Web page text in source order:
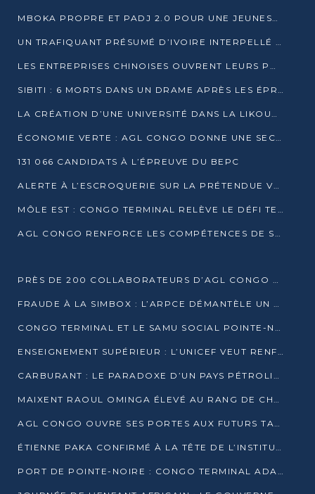
MBOKA PROPRE ET PADJ 2.0 POUR UNE JEUNESSE PLUS AUTONOME
UN TRAFIQUANT PRÉSUMÉ D’IVOIRE INTERPELLÉ À DOLISIE
LES ENTREPRISES CHINOISES OUVRENT LEURS PORTES AUX JEUNES DIPLÔMÉS
SIBITI : 6 MORTS DANS UN DRAME APRÈS LES ÉPREUVES DU BEPC
LA CRÉATION D’UNE UNIVERSITÉ DANS LA LIKOUALA AU CŒUR D’UNE RÉFLEXION NATIONALE
ÉCONOMIE VERTE : AGL CONGO DONNE UNE SECONDE VIE À SES DÉCHETS INDUSTRIELS
131 066 CANDIDATS À L’ÉPREUVE DU BEPC
ALERTE À L’ESCROQUERIE SUR LA PRÉTENDUE VENTE DE PARCELLES AFAT
MÔLE EST : CONGO TERMINAL RELÈVE LE DÉFI TECHNIQUE DES SABLES BITUMINEUX
AGL CONGO RENFORCE LES COMPÉTENCES DE SES ÉQUIPES AVEC LA CERTIFICATION CACES® R483
PRÈS DE 200 COLLABORATEURS D’AGL CONGO EN FORMATION JUSQU’EN JUILLET
FRAUDE À LA SIMBOX : L’ARPCE DÉMANTÈLE UN RÉSEAU UTILISANT DES CARTES SIM OUGANDAISES
CONGO TERMINAL ET LE SAMU SOCIAL POINTE-NOIRE RENOUVELLENT LEUR PARTENARIAT EN FAVEUR DES JEUNES VULNÉRABLES
ENSEIGNEMENT SUPÉRIEUR : L’UNICEF VEUT RENFORCER LA RECHERCHE SUR LES QUESTIONS DE L’ENFANCE
CARBURANT : LE PARADOXE D’UN PAYS PÉTROLIER CONFRONTÉ À DES PÉNURIES RÉCURRENTES
MAIXENT RAOUL OMINGA ÉLEVÉ AU RANG DE CHEVALIER DE L’ORDRE DE L’AMITIÉ ENTRE LA RUSSIE ET LE CONGO
AGL CONGO OUVRE SES PORTES AUX FUTURS TALENTS DE LA LOGISTIQUE
ÉTIENNE PAKA CONFIRMÉ À LA TÊTE DE L’INSTITUT GÉOGRAPHIQUE NATIONAL
PORT DE POINTE-NOIRE : CONGO TERMINAL ADAPTE SON DRAGAGE AUX SABLES BITUMINEUX